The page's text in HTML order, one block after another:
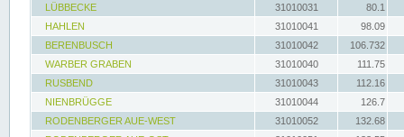
LÜBBECKE
31010031
80.1
HAHLEN
31010041
98.09
BERENBUSCH
31010042
106.732
WARBER GRABEN
31010040
111.75
RUSBEND
31010043
112.16
NIENBRÜGGE
31010044
126.7
RODENBERGER AUE-WEST
31010052
132.68